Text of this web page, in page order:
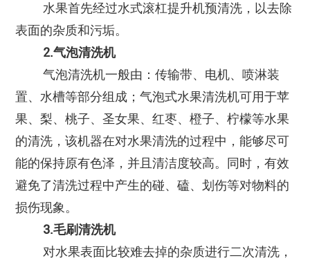
水果首先经过水式滚杠提升机预清洗，以去除
表面的杂质和污垢。
2.气泡清洗机
气泡清洗机一般由：传输带、电机、喷淋装
置、水槽等部分组成；气泡式水果清洗机可用于苹
果、梨、桃子、圣女果、红枣、橙子、柠檬等水果
的清洗，该机器在对水果清洗的过程中，能够尽可
能的保持原有色泽，并且清洁度较高。同时，有效
避免了清洗过程中产生的碰、磕、划伤等对物料的
损伤现象。
3.毛刷清洗机
对水果表面比较难去掉的杂质进行二次清洗，